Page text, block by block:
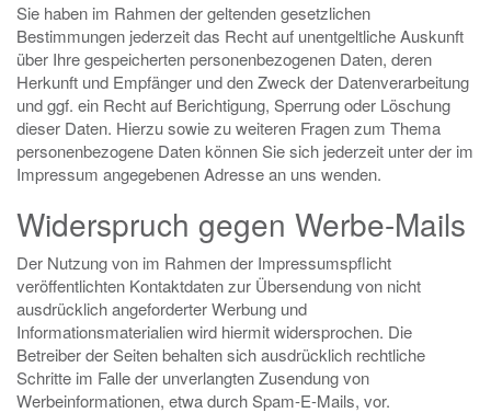
Sie haben im Rahmen der geltenden gesetzlichen
Bestimmungen jederzeit das Recht auf unentgeltliche Auskunft
über Ihre gespeicherten personenbezogenen Daten, deren
Herkunft und Empfänger und den Zweck der Datenverarbeitung
und ggf. ein Recht auf Berichtigung, Sperrung oder Löschung
dieser Daten. Hierzu sowie zu weiteren Fragen zum Thema
personenbezogene Daten können Sie sich jederzeit unter der im
Impressum angegebenen Adresse an uns wenden.
Widerspruch gegen Werbe-Mails
Der Nutzung von im Rahmen der Impressumspflicht
veröffentlichten Kontaktdaten zur Übersendung von nicht
ausdrücklich angeforderter Werbung und
Informationsmaterialien wird hiermit widersprochen. Die
Betreiber der Seiten behalten sich ausdrücklich rechtliche
Schritte im Falle der unverlangten Zusendung von
Werbeinformationen, etwa durch Spam-E-Mails, vor.